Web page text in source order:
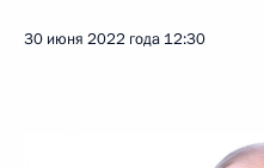
30 июня 2022 года 12:30